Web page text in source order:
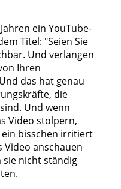
ein YouTube-
Titel: "Seien Sie
Und verlangen
Ihren
das hat genau
die
Und wenn
Video stolpern,
bisschen irritiert
Video anschauen
sie nicht ständig